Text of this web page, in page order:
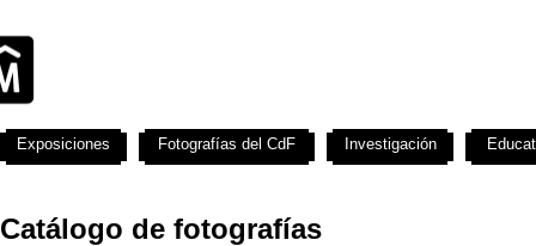
Catálogo de fotografías
Exposiciones Fotografías del CdF Investigación